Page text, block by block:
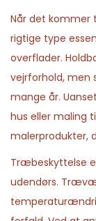
Når det kommer
rigtige type
overflader.
vejrforhold, men
mange år.
hus eller maling
malerprodukter,
Træbeskyttelse
udendørs.